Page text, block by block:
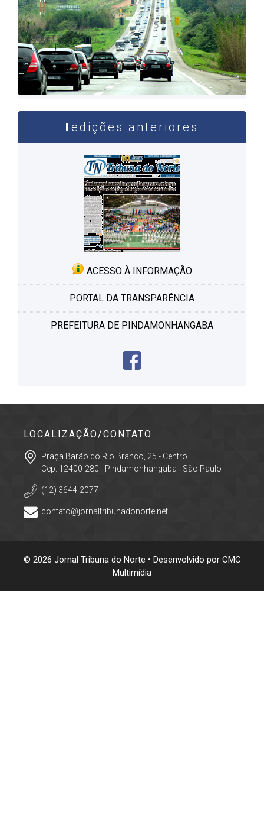
edições anteriores
ACESSO À INFORMAÇÃO
PORTAL DA TRANSPARÊNCIA
PREFEITURA DE PINDAMONHANGABA
LOCALIZAÇÃO/CONTATO
Praça Barão do Rio Branco, 25 - Centro
Cep: 12400-280 - Pindamonhangaba - São Paulo
(12) 3644-2077
contato@jornaltribunadonorte.net
© 2026 Jornal Tribuna do Norte • Desenvolvido por CMC
Multimídia